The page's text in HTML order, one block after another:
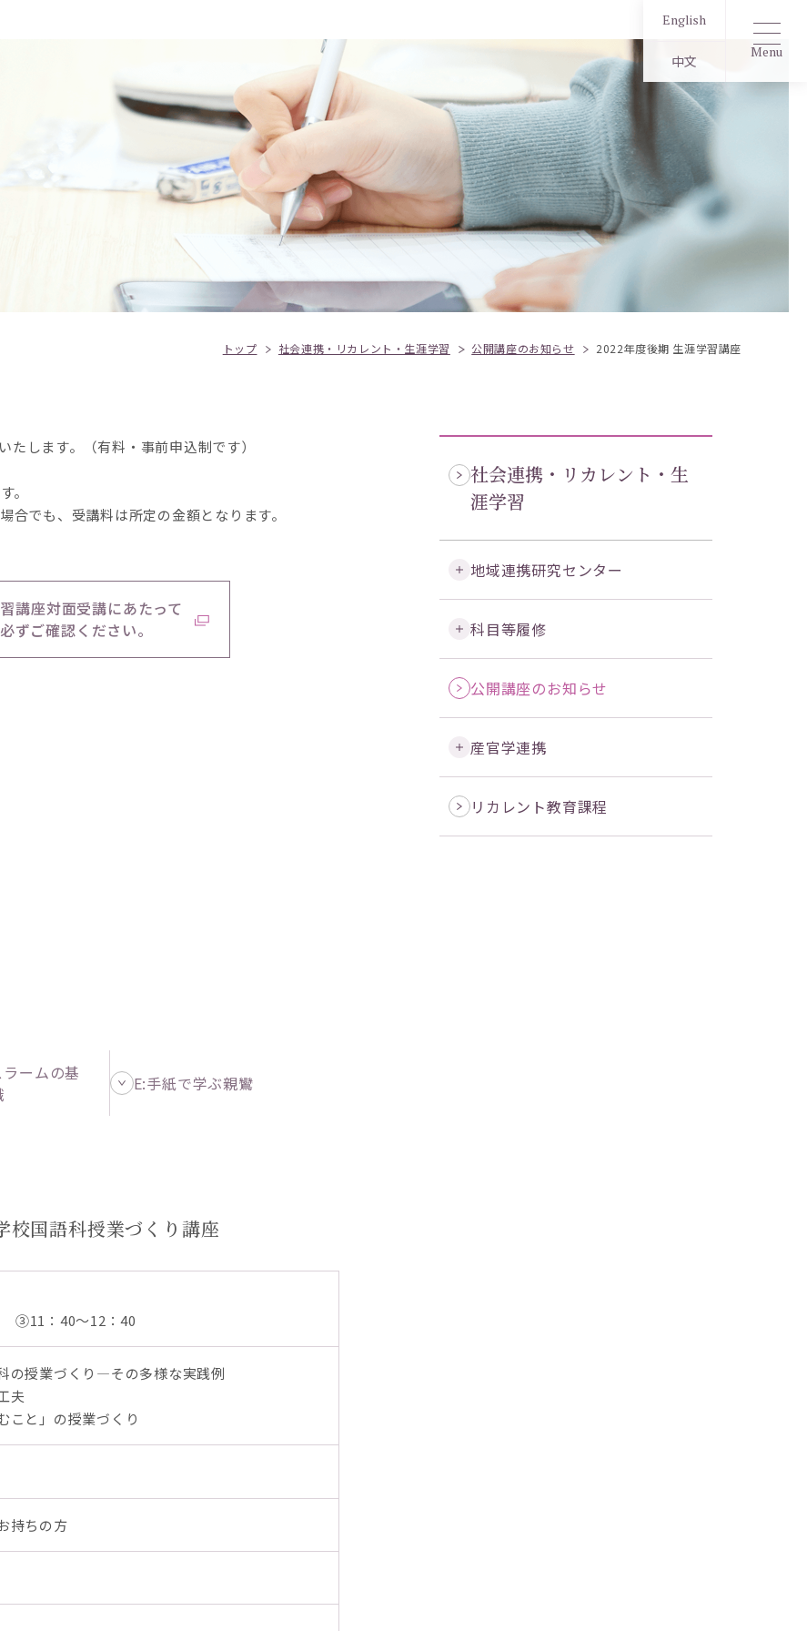
English
中文
Menu
トップ 社会連携・リカレント・生涯学習 公開講座のお知らせ 2022年度後期 生涯学習講座
社会連携・リカレント・生
涯学習
地域連携研究センター
科目等履修
公開講座のお知らせ
産官学連携
リカレント教育課程
します。（有料・事前申込制です）
。
合でも、受講料は所定の金額となります。
講座対面受講にあたって
ずご確認ください。
ームの基
E:手紙で学ぶ親鸞
校国語科授業づくり講座
③11：40～12：40
の授業づくり—その多様な実践例
夫
こと」の授業づくり
持ちの方